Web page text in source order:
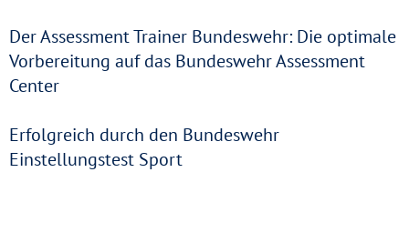
Der Assessment Trainer Bundeswehr: Die optimale
Vorbereitung auf das Bundeswehr Assessment
Center
Erfolgreich durch den Bundeswehr
Einstellungstest Sport